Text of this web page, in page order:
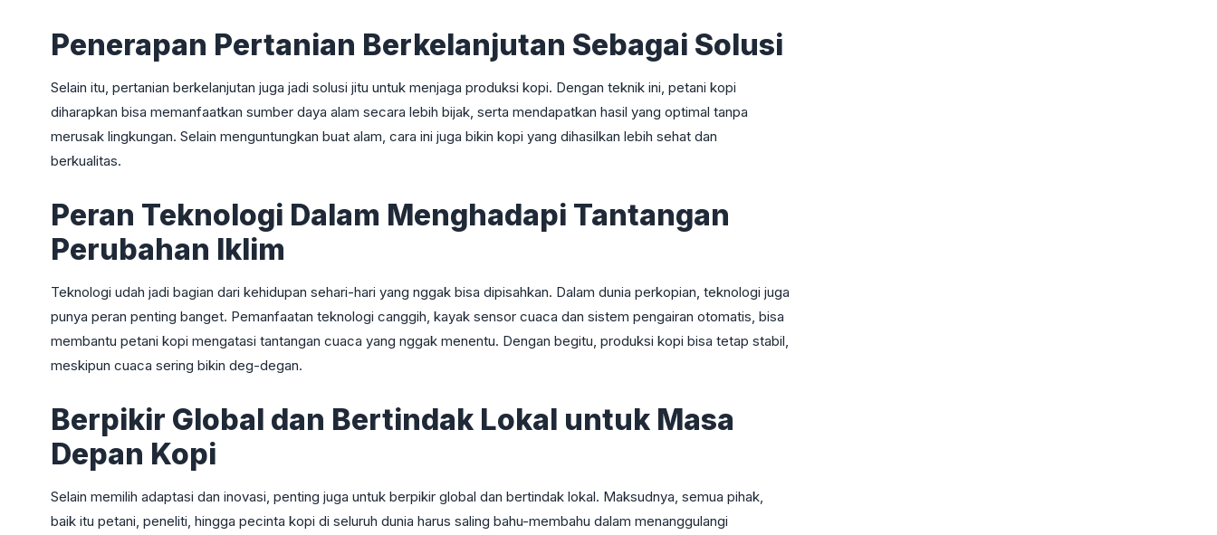
Penerapan Pertanian Berkelanjutan Sebagai Solusi
Selain itu, pertanian berkelanjutan juga jadi solusi jitu untuk menjaga produksi kopi. Dengan teknik ini, petani kopi
diharapkan bisa memanfaatkan sumber daya alam secara lebih bijak, serta mendapatkan hasil yang optimal tanpa
merusak lingkungan. Selain menguntungkan buat alam, cara ini juga bikin kopi yang dihasilkan lebih sehat dan
berkualitas.
Peran Teknologi Dalam Menghadapi Tantangan
Perubahan Iklim
Teknologi udah jadi bagian dari kehidupan sehari-hari yang nggak bisa dipisahkan. Dalam dunia perkopian, teknologi juga
punya peran penting banget. Pemanfaatan teknologi canggih, kayak sensor cuaca dan sistem pengairan otomatis, bisa
membantu petani kopi mengatasi tantangan cuaca yang nggak menentu. Dengan begitu, produksi kopi bisa tetap stabil,
meskipun cuaca sering bikin deg-degan.
Berpikir Global dan Bertindak Lokal untuk Masa
Depan Kopi
Selain memilih adaptasi dan inovasi, penting juga untuk berpikir global dan bertindak lokal. Maksudnya, semua pihak,
baik itu petani, peneliti, hingga pecinta kopi di seluruh dunia harus saling bahu-membahu dalam menanggulangi